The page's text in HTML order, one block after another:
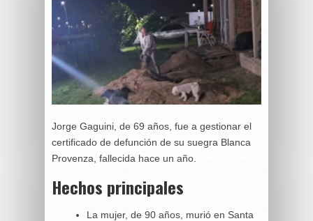
Jorge Gaguini, de 69 años, fue a gestionar el
certificado de defunción de su suegra Blanca
Provenza, fallecida hace un año.
Hechos principales
La mujer, de 90 años, murió en Santa